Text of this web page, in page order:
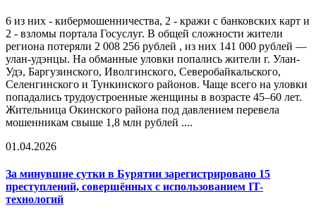
6 из них - кибермошенничества, 2 - кражи с банковских карт и
2 - взломы портала Госуслуг. В общей сложности жители
региона потеряли 2 008 256 рублей , из них 141 000 рублей —
улан-удэнцы. На обманные уловки попались жители г. Улан-
Удэ, Баргузинского, Иволгинского, Северобайкальского,
Селенгинского и Тункинского районов. Чаще всего на уловки
попадались трудоустроенные женщины в возрасте 45–60 лет.
Жительница Окинского района под давлением перевела
мошенникам свыше 1,8 млн рублей ....
01.04.2026
За минувшие сутки в Бурятии зарегистрировано 15
преступлений, совершённых с использованием IT-
технологий